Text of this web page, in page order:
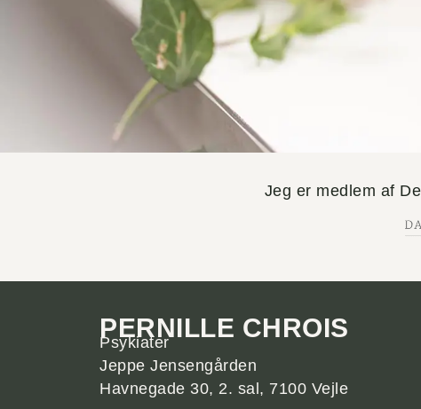
Jeg er medlem af
PERNILLE CHROIS
Psykiater
Jeppe Jensengården
Havnegade 30, 2. sal, 7100 Vejle